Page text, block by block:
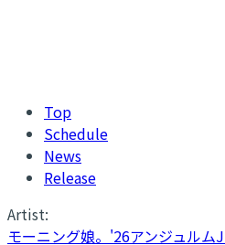
Top
Schedule
News
Release
Artist:
モーニング娘。'26アンジュルム